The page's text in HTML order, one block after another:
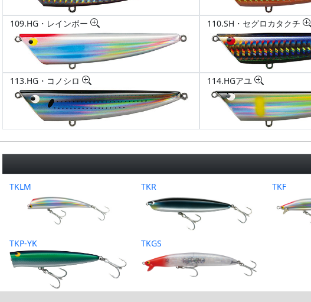
109.HG・レインボー 110.SH・セグロカタクチ
113.HG・コノシロ 114.HGアユ
TKLM TKR TKF
TKP-YK TKGS